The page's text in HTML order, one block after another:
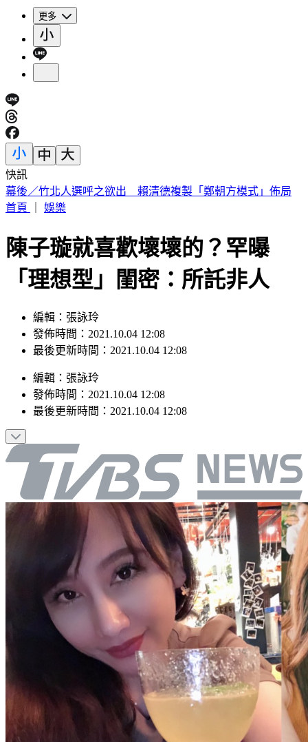
更多
快訊
林安可膝蓋受傷下二軍！7月打擊破3成 日媒：好事多磨
首頁
娛樂
陳子璇就喜歡壞壞的？罕曝
「理想型」閨密：所託非人
編輯：張詠玲
發佈時間：2021.10.04 12:08
最後更新時間：2021.10.04 12:08
編輯 ： 張詠玲
發佈時間： 2021.10.04 12:08
最後更新時間： 2021.10.04 12:08